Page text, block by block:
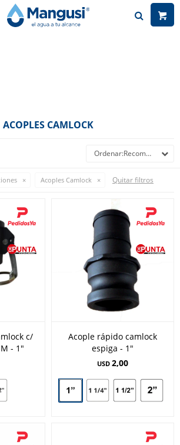
ACOPLES CAMLOCK
Recomendados
Acoples Camlock Quitar filtros
c/
- 1"
Acople rápido camlock
espiga - 1"
USD 2,00